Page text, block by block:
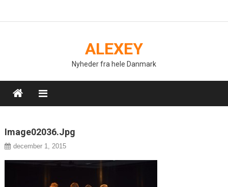
ALEXEY
Nyheder fra hele Danmark
Image02036.jpg
december 1, 2015